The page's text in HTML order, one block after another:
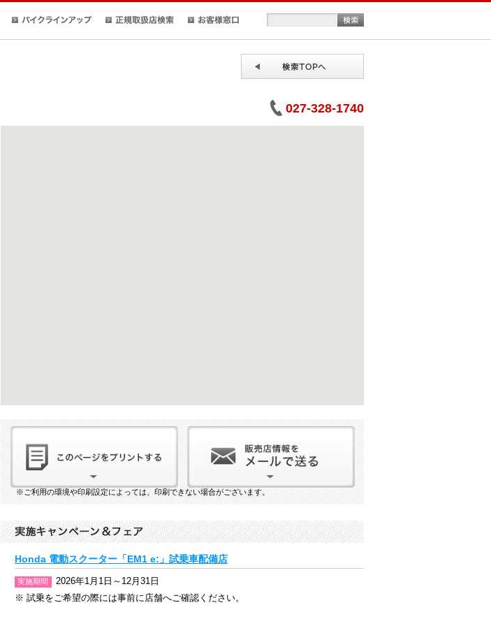
バイクトップ バイクラインアップ 正規取扱店検索
027-328-1740
※ご利用の環境や印刷設定によっては、印刷できない場合がございます。
Honda 電動スクーター「EM1 e:」試乗車配備店
実施期間
2026年1月1日～12月31日
※ 試乗をご希望の際には事前に店舗へご確認ください。